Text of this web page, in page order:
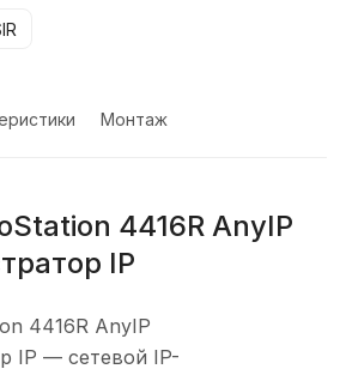
Монтаж
4416R AnyIP
IP
4416R AnyIP
IP — сетевой IP-